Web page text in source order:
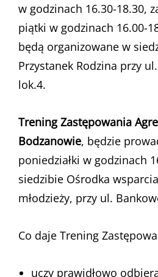
w godzinach 16.30-18.30,
piątki w godzinach 16.00-
będą organizowane w
Przystanek Rodzina przy
lok.4.
Trening Zastępowania
Bodzanowie, będzie
poniedziałki w godzinach
siedzibie Ośrodka
młodzieży, przy ul.
Co daje Trening
uczy prawidłowo